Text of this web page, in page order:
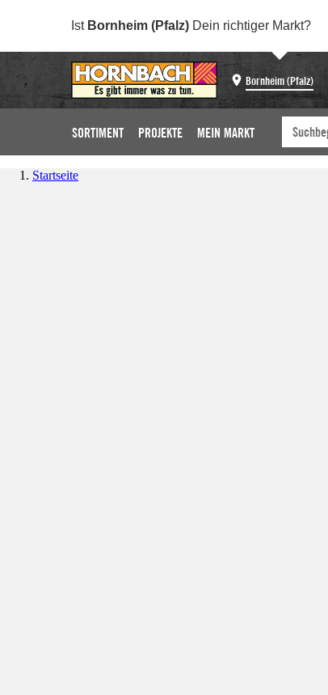
Ist Bornheim (Pfalz) Dein richtiger Markt?
Bornheim (Pfalz)
SORTIMENT PROJEKTE MEIN MARKT
Startseite